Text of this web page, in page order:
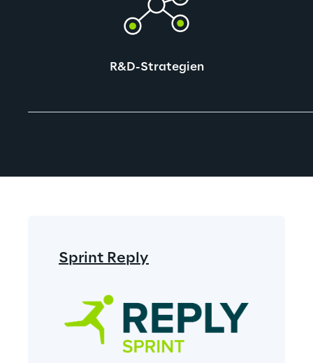
R&D-Strategien
Sprint Reply